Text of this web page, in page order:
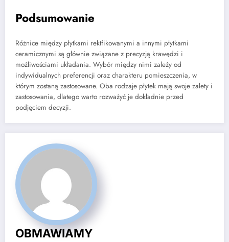
Podsumowanie
Różnice między płytkami rektfikowanymi a innymi płytkami
ceramicznymi są głównie związane z precyzją krawędzi i
możliwościami układania. Wybór między nimi zależy od
indywidualnych preferencji oraz charakteru pomieszczenia, w
którym zostaną zastosowane. Oba rodzaje płytek mają swoje zalety i
zastosowania, dlatego warto rozważyć je dokładnie przed
podjęciem decyzji.
OBMAWIAMY